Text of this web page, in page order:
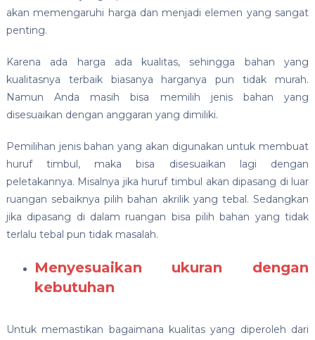
akan memengaruhi harga dan menjadi elemen yang sangat
penting.
Karena ada harga ada kualitas, sehingga bahan yang
kualitasnya terbaik biasanya harganya pun tidak murah.
Namun Anda masih bisa memilih jenis bahan yang
disesuaikan dengan anggaran yang dimiliki.
Pemilihan jenis bahan yang akan digunakan untuk membuat
huruf timbul, maka bisa disesuaikan lagi dengan
peletakannya. Misalnya jika huruf timbul akan dipasang di luar
ruangan sebaiknya pilih bahan akrilik yang tebal. Sedangkan
jika dipasang di dalam ruangan bisa pilih bahan yang tidak
terlalu tebal pun tidak masalah.
Menyesuaikan ukuran dengan
kebutuhan
Untuk memastikan bagaimana kualitas yang diperoleh dari